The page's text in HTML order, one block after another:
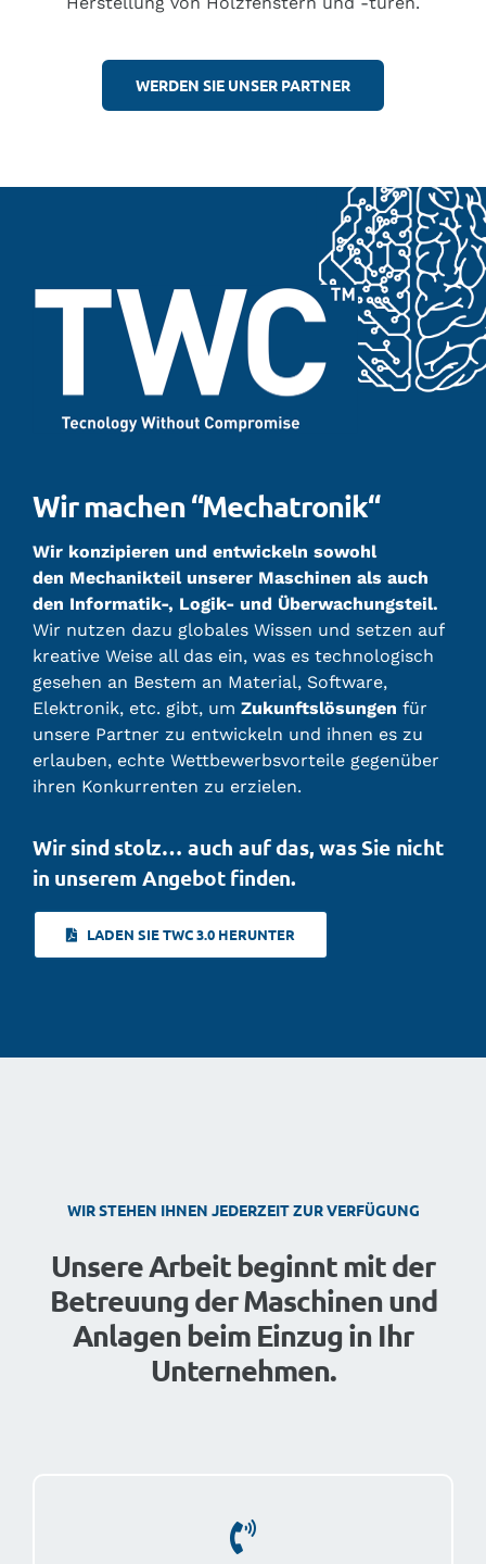
WERDEN SIE UNSER PARTNER
Wir machen “Mechatronik“
Wir konzipieren und entwickeln sowohl
den Mechanikteil unserer Maschinen als auch
den Informatik-, Logik- und Überwachungsteil.
Wir nutzen dazu globales Wissen und setzen auf
kreative Weise all das ein, was es technologisch
gesehen an Bestem an Material, Software,
Elektronik, etc. gibt, um Zukunftslösungen für
unsere Partner zu entwickeln und ihnen es zu
erlauben, echte Wettbewerbsvorteile gegenüber
ihren Konkurrenten zu erzielen.
Wir sind stolz… auch auf das, was Sie nicht
in unserem Angebot finden.
LADEN SIE TWC 3.0 HERUNTER
WIR STEHEN IHNEN JEDERZEIT ZUR VERFÜGUNG
Unsere Arbeit beginnt mit der
Betreuung der Maschinen und
Anlagen beim Einzug in Ihr
Unternehmen.